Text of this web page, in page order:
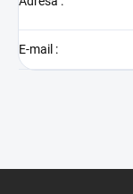
E-mail :